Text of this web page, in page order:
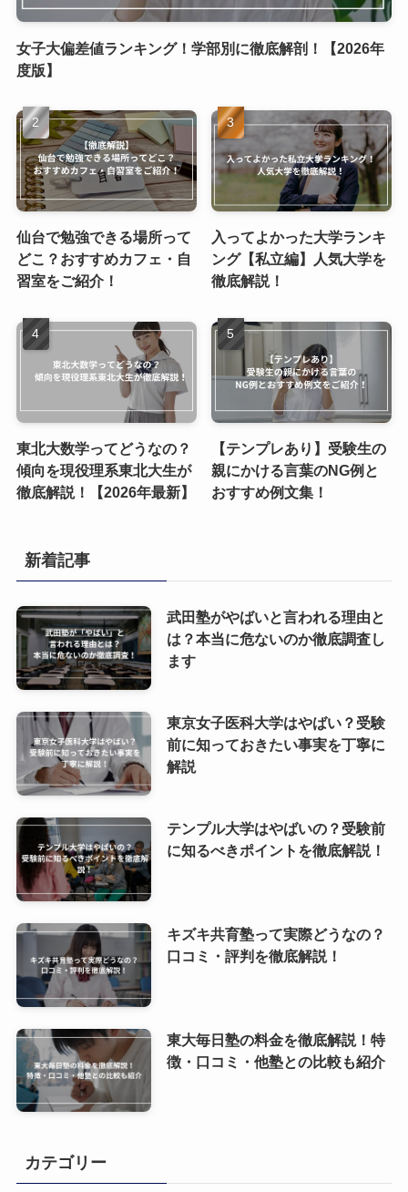
女子大偏差値ランキング！学部別に徹底解剖！【2026年
度版】
仙台で勉強できる場所って
どこ？おすすめカフェ・自
習室をご紹介！
入ってよかった大学ランキ
ング【私立編】人気大学を
徹底解説！
東北大数学ってどうなの？
傾向を現役理系東北大生が
徹底解説！【2026年最新】
【テンプレあり】受験生の
親にかける言葉のNG例と
おすすめ例文集！
新着記事
武田塾がやばいと言われる理由と
は？本当に危ないのか徹底調査し
ます
東京女子医科大学はやばい？受験
前に知っておきたい事実を丁寧に
解説
テンプル大学はやばいの？受験前
に知るべきポイントを徹底解説！
キズキ共育塾って実際どうなの？
口コミ・評判を徹底解説！
東大毎日塾の料金を徹底解説！特
徴・口コミ・他塾との比較も紹介
カテゴリー